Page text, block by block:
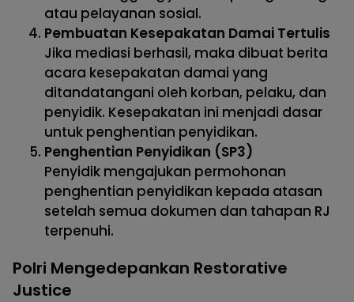
atau pelayanan sosial.
Pembuatan Kesepakatan Damai Tertulis
Jika mediasi berhasil, maka dibuat berita
acara kesepakatan damai yang
ditandatangani oleh korban, pelaku, dan
penyidik. Kesepakatan ini menjadi dasar
untuk penghentian penyidikan.
Penghentian Penyidikan (SP3)
Penyidik mengajukan permohonan
penghentian penyidikan kepada atasan
setelah semua dokumen dan tahapan RJ
terpenuhi.
Polri Mengedepankan Restorative
Justice